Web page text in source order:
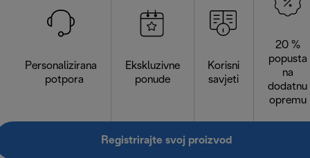
Personalizirana
potpora
Ekskluzivne
ponude
Korisni
savjeti
20 %
popusta
na
dodatnu
opremu
Registrirajte svoj proizvod